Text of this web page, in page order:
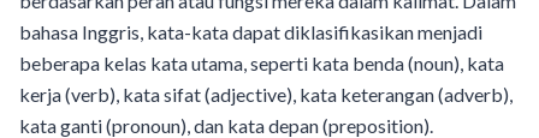
bahasa Inggris, kata-kata dapat diklasifikasikan menjadi
beberapa kelas kata utama, seperti kata benda (noun), kata
kerja (verb), kata sifat (adjective), kata keterangan (adverb),
kata ganti (pronoun), dan kata depan (preposition).